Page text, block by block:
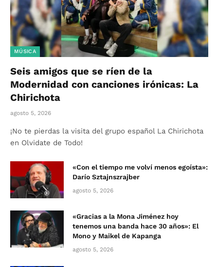
MÚSICA
Seis amigos que se ríen de la
Modernidad con canciones irónicas: La
Chirichota
agosto 5, 2026
¡No te pierdas la visita del grupo español La Chirichota
en Olvidate de Todo!
«Con el tiempo me volví menos egoísta»:
Darío Sztajnszrajber
agosto 5, 2026
«Gracias a la Mona Jiménez hoy
tenemos una banda hace 30 años»: El
Mono y Maikel de Kapanga
agosto 5, 2026